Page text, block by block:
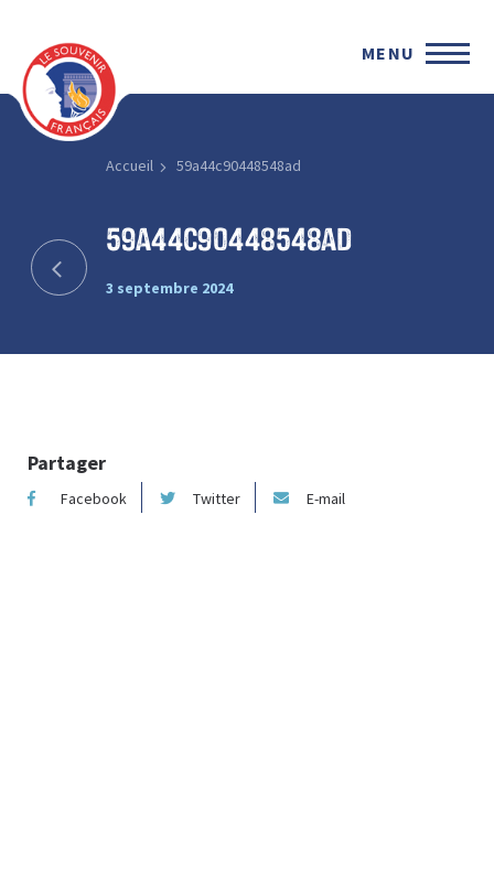
MENU
Accueil 59a44c90448548ad
59a44c90448548ad
3 septembre 2024
Partager
Facebook Twitter E-mail